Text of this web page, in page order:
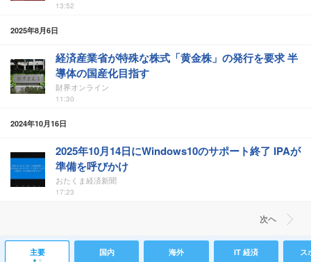
13:52
2025年8月6日
経済産業省が特殊な株式「黄金株」の発行を要求 半
導体の国産化目指す
財界オンライン
11:30
2024年10月16日
2025年10月14日にWindows10のサポート終了 IPAが
準備を呼びかけ
おたくま経済新聞
17:23
次ヘ
主要 国内 海外 IT 経済 ス